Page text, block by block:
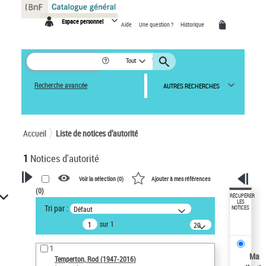
Espace personnel Aide Une question ? Historique
Tout
Recherche avancée AUTRES RECHERCHES
Accueil Liste de notices d’autorité
1 Notices d'autorité
VOTRE RECHERCHE
Recherche avancée dans les
notices d’autorité
Œuvres liées à l'auteur :
Temperton, Rod (1947-2016)
Voir la sélection (0) Ajouter à mes références
(0)
Tri par : Défaut
sur 1
20
résultats/page
1
Temperton, Rod (1947-2016)
RÉCUPÉRER
LES
NOTICES
Ma
Panneau de gestion des cookies